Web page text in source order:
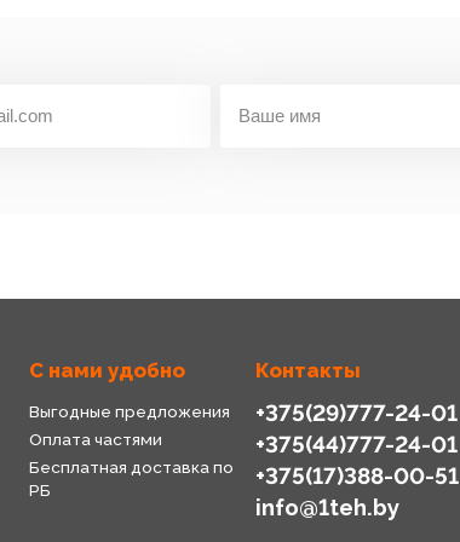
С нами удобно
Выгодные предложения
Оплата частями
Бесплатная доставка по
РБ
Контакты
+375(29)777-24-01
+375(44)777-24-01
+375(17)388-00-51
info@1teh.by